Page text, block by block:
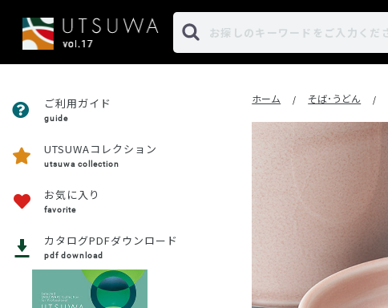
ご利用ガイド
guide
UTSUWAコレクション
utsuwa collection
お気に入り
favorite
カタログPDFダウンロード
pdf download
ホーム / そば･うどん /